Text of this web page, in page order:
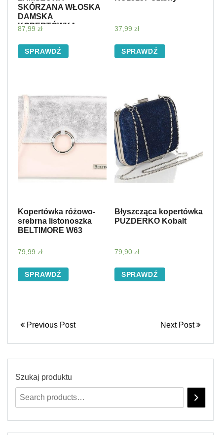
SKÓRZANA WŁOSKA
DAMSKA
KOPERTÓWKA
WIECZOROWA
KOKTAJLOWA N12
87,99 zł
SPRAWDŹ
37,99 zł
SPRAWDŹ
Kopertówka różowo-
srebrna listonoszka
BELTIMORE W63
79,99 zł
SPRAWDŹ
Błyszcząca kopertówka
PUZDERKO Kobalt
79,90 zł
SPRAWDŹ
Previous Post Next Post
Szukaj produktu